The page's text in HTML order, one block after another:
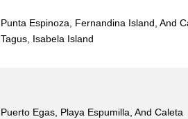
Punta Espinoza, Fernandina Island, And
Tagus, Isabela Island
Puerto Egas, Playa Espumilla, And Caleta